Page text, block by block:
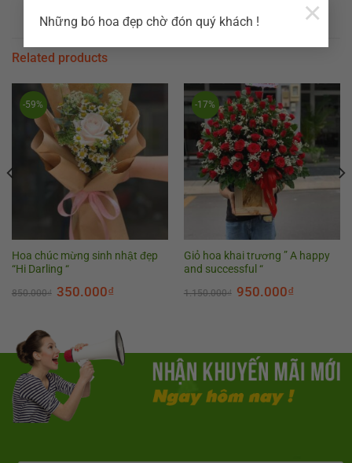
Những bó hoa đẹp chờ đón quý khách ! ×
Related products
-59%
Hoa chúc mừng sinh nhật đẹp
“Hi Darling “
850.000₫ 350.000₫
-17%
Giỏ hoa khai trương ” A happy
and successful “
1.150.000₫ 950.000₫